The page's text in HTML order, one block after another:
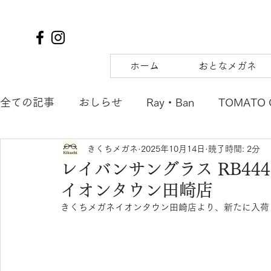
ホーム おとなメガネ
全ての記事 おしらせ Ray・Ban TOMATO
TIFFANY&Co. to hers SOLAIZ DJUAL
SAMURAI SHO mu tsubura
レイバンサングラス
イオンタウン田崎店
きくちメガネ 2025年10月14日 読了時間: 2分
きくちメガネイオンタウン田崎店より、新たに入